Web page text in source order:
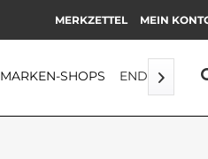
MERKZETTEL MEIN
MARKEN-SHOPS ENDORPHIN
